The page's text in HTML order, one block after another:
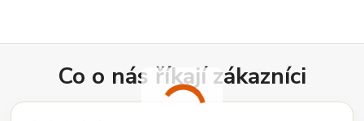
Co o nás říkají zákazníci